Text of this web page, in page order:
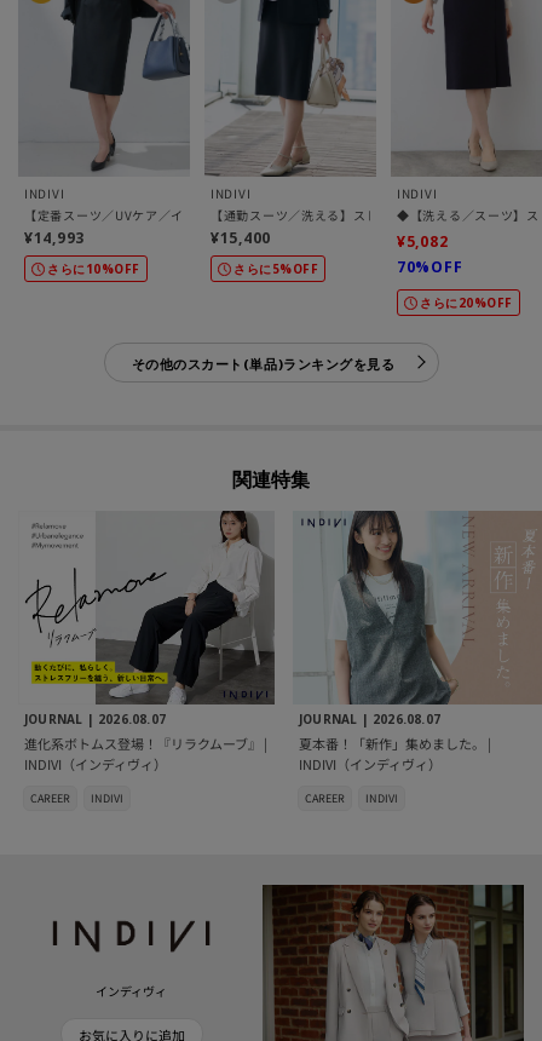
INDIVI
【定番スーツ／UVケア／イージーケア／洗える】ウール調ストレートスカート
¥14,993
さらに10%OFF
INDIVI
【通勤スーツ／洗える】ストレッチストレートスカート
¥15,400
さらに5%OFF
INDIVI
◆【洗える／スーツ】
¥5,082
70%OFF
さらに20%OFF
その他のスカート(単品)ランキングを見る
関連特集
JOURNAL | 2026.08.07
進化系ボトムス登場！『リラクムーブ』 |
INDIVI（インディヴィ）
CAREER INDIVI
JOURNAL | 2026.08.07
夏本番！「新作」集めました。 |
INDIVI（インディヴィ）
CAREER INDIVI
インディヴィ
お気に入りに追加